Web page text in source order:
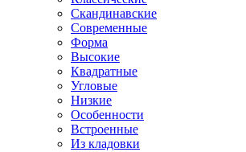
Скандинавские
Современные
Форма
Высокие
Квадратные
Угловые
Низкие
Особенности
Встроенные
Из кладовки